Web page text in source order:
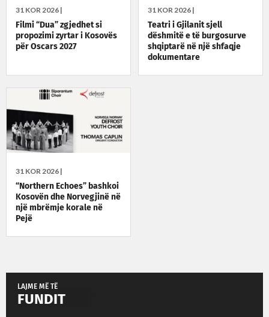
31 KOR 2026 |
Filmi “Dua” zgjedhet si
propozimi zyrtar i Kosovës
për Oscars 2027
31 KOR 2026 |
Teatri i Gjilanit sjell
dëshmitë e të burgosurve
shqiptarë në një shfaqje
dokumentare
31 KOR 2026 |
“Northern Echoes” bashkoi
Kosovën dhe Norvegjinë në
një mbrëmje korale në
Pejë
LAJME MË TË
FUNDIT